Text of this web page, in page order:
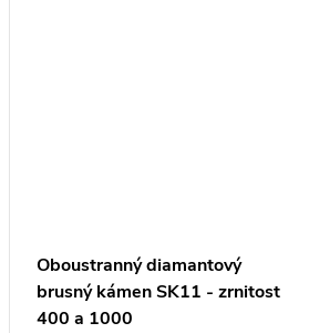
Oboustranný diamantový
brusný kámen SK11 - zrnitost
400 a 1000